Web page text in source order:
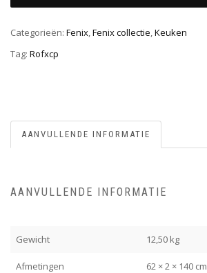
Categorieën: Fenix,Fenix collectie,Keuken
Tag: Rofxcp
AANVULLENDE INFORMATIE
AANVULLENDE INFORMATIE
Gewicht 12,50 kg
Afmetingen 62 × 2 × 140 cm